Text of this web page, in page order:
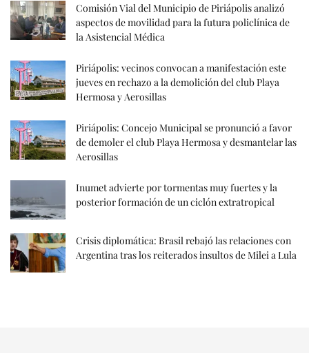
Comisión Vial del Municipio de Piriápolis analizó
aspectos de movilidad para la futura policlínica de
la Asistencial Médica
Piriápolis: vecinos convocan a manifestación este
jueves en rechazo a la demolición del club Playa
Hermosa y Aerosillas
Piriápolis: Concejo Municipal se pronunció a favor
de demoler el club Playa Hermosa y desmantelar las
Aerosillas
Inumet advierte por tormentas muy fuertes y la
posterior formación de un ciclón extratropical
Crisis diplomática: Brasil rebajó las relaciones con
Argentina tras los reiterados insultos de Milei a Lula